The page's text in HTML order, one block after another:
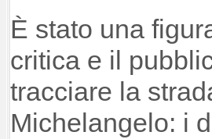
È stato una
critica e il
tracciare la
Michelangelo: i